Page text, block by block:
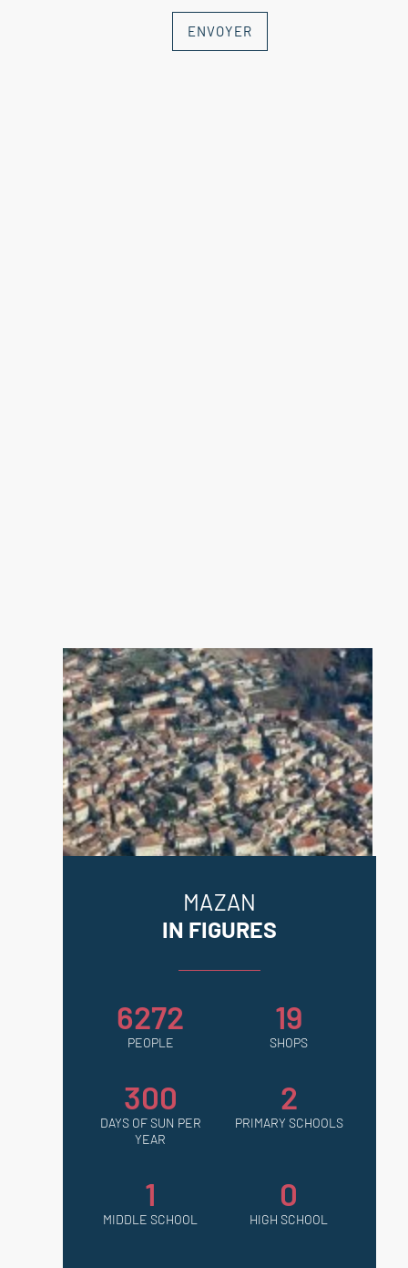
ENVOYER
MAZAN
IN FIGURES
6272
PEOPLE
19
SHOPS
300
DAYS OF SUN PER
YEAR
2
PRIMARY SCHOOLS
1
MIDDLE SCHOOL
0
HIGH SCHOOL